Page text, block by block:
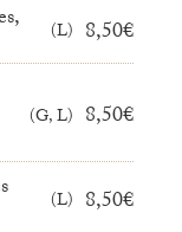
L
8,50€
G, L
8,50€
L 8,50€